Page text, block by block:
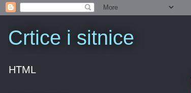
Crtice i sitnice
HTML